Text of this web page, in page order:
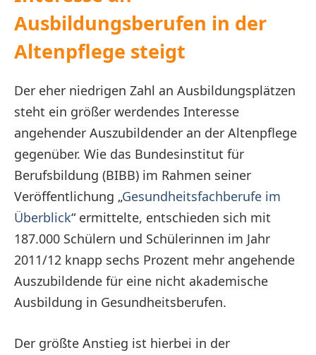
Ausbildungsberufen in der
Altenpflege steigt
Der eher niedrigen Zahl an Ausbildungsplätzen
steht ein größer werdendes Interesse
angehender Auszubildender an der Altenpflege
gegenüber. Wie das Bundesinstitut für
Berufsbildung (BIBB) im Rahmen seiner
Veröffentlichung „Gesundheitsfachberufe im
Überblick“ ermittelte, entschieden sich mit
187.000 Schülern und Schülerinnen im Jahr
2011/12 knapp sechs Prozent mehr angehende
Auszubildende für eine nicht akademische
Ausbildung in Gesundheitsberufen.
Der größte Anstieg ist hierbei in der